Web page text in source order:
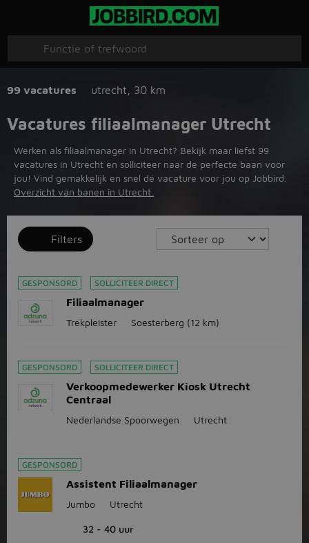
99 vacatures utrecht 30 km
Vacatures filiaalmanager Utrecht
Werken als filiaalmanager in Utrecht? Bekijk maar liefst 99
vacatures in Utrecht en solliciteer naar de perfecte baan voor
jou! Vind gemakkelijk en snel dé vacature voor jou op Jobbird.
Overzicht van banen in Utrecht.
Filters
GESPONSORD SOLLICITEER DIRECT
Filiaalmanager
Trekpleister Soesterberg (12 km)
GESPONSORD SOLLICITEER DIRECT
Verkoopmedewerker Kiosk Utrecht
Centraal
Nederlandse Spoorwegen Utrecht
GESPONSORD
Assistent Filiaalmanager
Jumbo Utrecht
32 - 40 uur